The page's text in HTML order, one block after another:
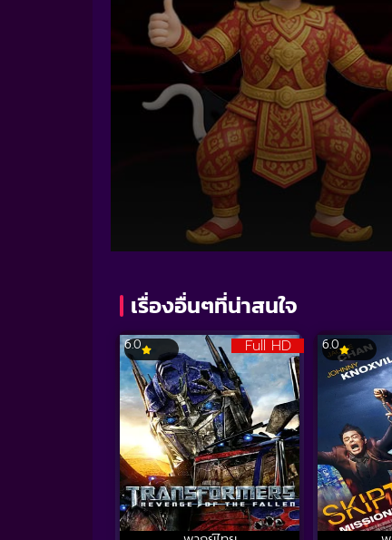
เรื่องอื่นๆที่น่าสนใจ
Full HD
6.0 6.0